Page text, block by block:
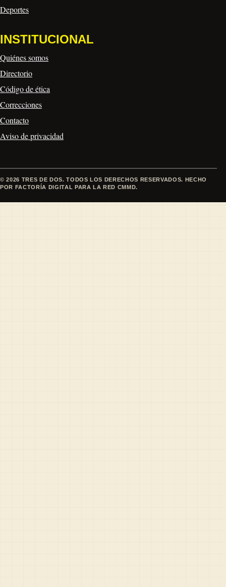
Deportes
INSTITUCIONAL
Quiénes somos
Directorio
Código de ética
Correcciones
Contacto
Aviso de privacidad
© 2026 TRES DE DOS. TODOS LOS DERECHOS RESERVADOS. HECHO
POR FACTORÍA DIGITAL PARA LA RED CMMD.